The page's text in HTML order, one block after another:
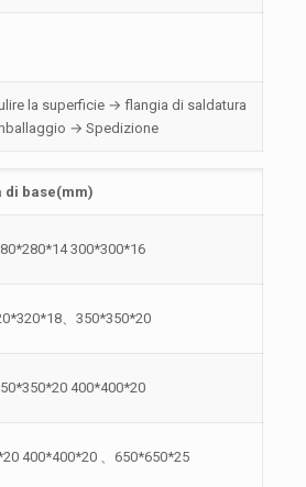
la superficie → flangia di saldatura
→ Spedizione
di base(mm)
300*300*16
、350*350*20
400*400*20
400*400*20 、650*650*25